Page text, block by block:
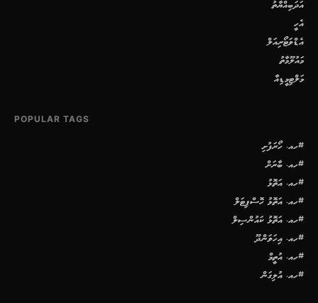
އަދަބިއްޔާތު
އެހީ
އެޑްވަޓޯރިއަލް
މައުލޫމާތު
މަލްޓިމީޑިއާ
POPULAR TAGS
#ހއ. ހޯރަފުށި
#ހއ. ބާރަށް
#ހއ. އަތޮޅު
#ހއ. އަތޮޅު ހޮސްޕިޓަލް
#ހއ. އަތޮޅު ކައުންސިލް
#ހއ. އިހަވަންދޫ
#ހއ. އުތީމް
#ހއ. އުލިގަން